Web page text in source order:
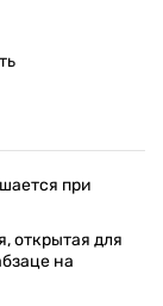
при
открытая для
на